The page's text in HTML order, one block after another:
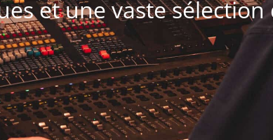
et une vaste sélection